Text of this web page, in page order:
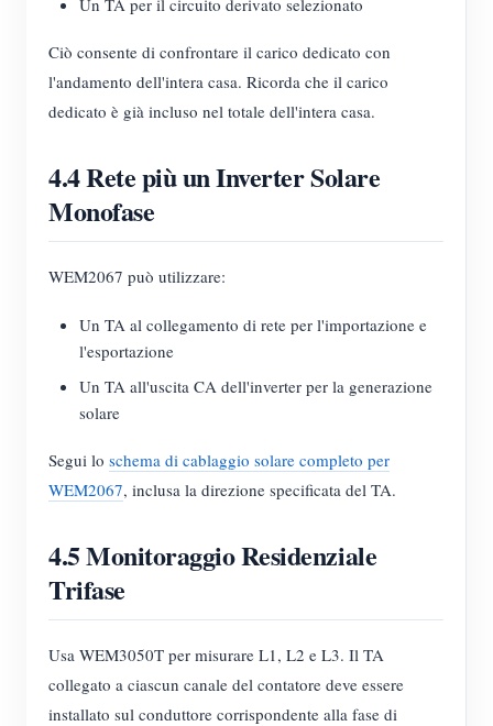
Un TA per il circuito derivato selezionato
Ciò consente di confrontare il carico dedicato con
l'andamento dell'intera casa. Ricorda che il carico
dedicato è già incluso nel totale dell'intera casa.
4.4 Rete più un Inverter Solare
Monofase
WEM2067 può utilizzare:
Un TA al collegamento di rete per l'importazione e
l'esportazione
Un TA all'uscita CA dell'inverter per la generazione
solare
Segui lo schema di cablaggio solare completo per
WEM2067, inclusa la direzione specificata del TA.
4.5 Monitoraggio Residenziale
Trifase
Usa WEM3050T per misurare L1, L2 e L3. Il TA
collegato a ciascun canale del contatore deve essere
installato sul conduttore corrispondente alla fase di